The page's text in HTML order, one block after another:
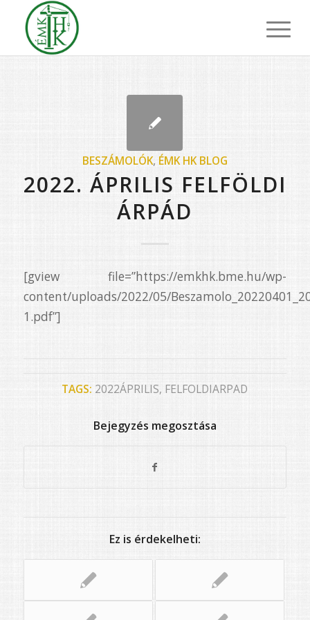
BESZÁMOLÓK, ÉMK HK BLOG
2022. ÁPRILIS FELFÖLDI
ÁRPÁD
[gview file=”https://emkhk.bme.hu/wp-
content/uploads/2022/05/
1.pdf”]
TAGS: 2022ÁPRILIS, FELFOLDIARPAD
Bejegyzés megosztása
Ez is érdekelheti: